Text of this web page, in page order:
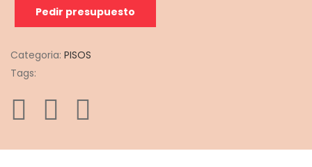
Pedir presupuesto
Categoria: PISOS
Tags: